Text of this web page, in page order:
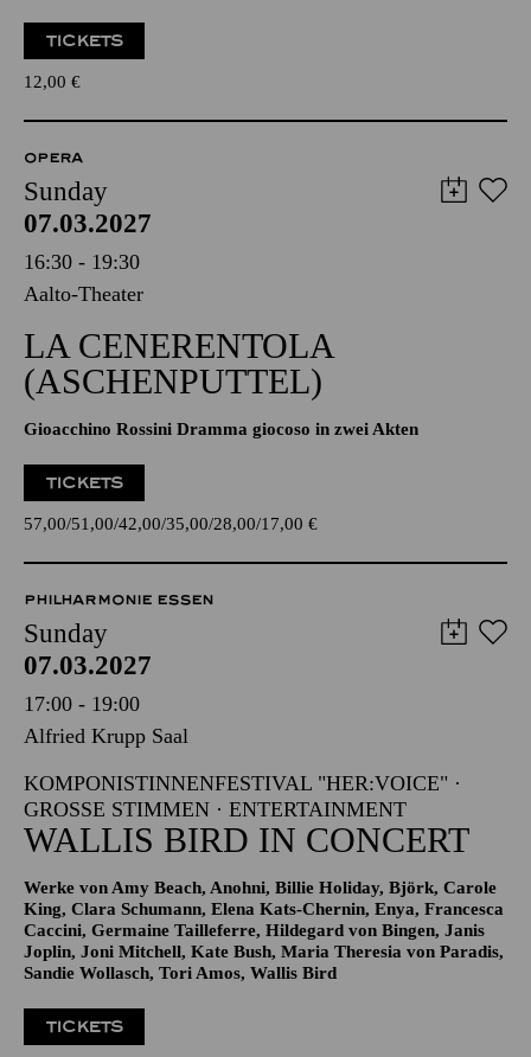
TICKETS
12,00 €
OPERA
Sunday
07.03.2027
16:30 - 19:30
Aalto-Theater
LA CENERENTOLA
(ASCHENPUTTEL)
Gioacchino Rossini Dramma giocoso in zwei Akten
TICKETS
57,00 51,00 42,00 35,00 28,00 17,00 €
PHILHARMONIE ESSEN
Sunday
07.03.2027
17:00 - 19:00
Alfried Krupp Saal
KOMPONISTINNENFESTIVAL "HER:VOICE" ·
GROSSE STIMMEN · ENTERTAINMENT
WALLIS BIRD IN CONCERT
Werke von Amy Beach, Anohni, Billie Holiday, Björk, Carole
King, Clara Schumann, Elena Kats-Chernin, Enya, Francesca
Caccini, Germaine Tailleferre, Hildegard von Bingen, Janis
Joplin, Joni Mitchell, Kate Bush, Maria Theresia von Paradis,
Sandie Wollasch, Tori Amos, Wallis Bird
TICKETS